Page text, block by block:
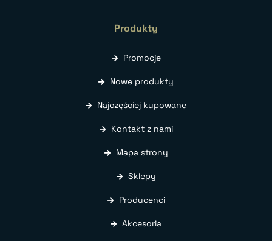
Produkty
Promocje
Nowe produkty
Najczęściej kupowane
Kontakt z nami
Mapa strony
Sklepy
Producenci
Akcesoria